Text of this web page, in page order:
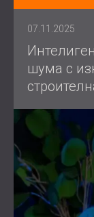
07.11.2025
шума с